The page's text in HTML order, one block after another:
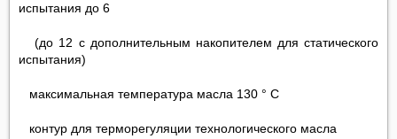
испытания до 6
(до 12 с дополнительным накопителем для статического
испытания)
максимальная температура масла 130 ° C
контур для терморегуляции технологического масла